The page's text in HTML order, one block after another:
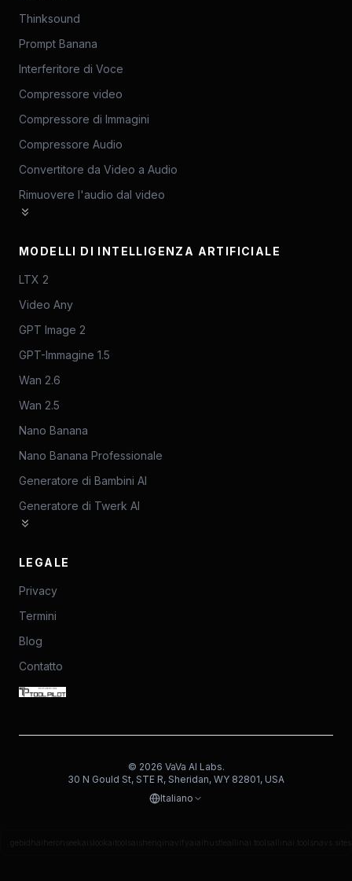
Thinksound
Prompt Banana
Interferitore di Voce
Compressore video
Compressore di Immagini
Compressore Audio
Convertitore da Video a Audio
Rimuovere l'audio dal video
MODELLI DI INTELLIGENZA ARTIFICIALE
LTX 2
Video Any
GPT Image 2
GPT-Immagine 1.5
Wan 2.6
Wan 2.5
Nano Banana
Nano Banana Professionale
Generatore di Bambini AI
Generatore di Twerk AI
LEGALE
Privacy
Termini
Blog
Contatto
© 2026 VaVa AI Labs.
30 N Gould St, STE R, Sheridan, WY 82801, USA
Italiano
gebidh aiheron seekais lookaitools aishenqinavifyaiaihustleallinai.tools allinai.tools navs.site